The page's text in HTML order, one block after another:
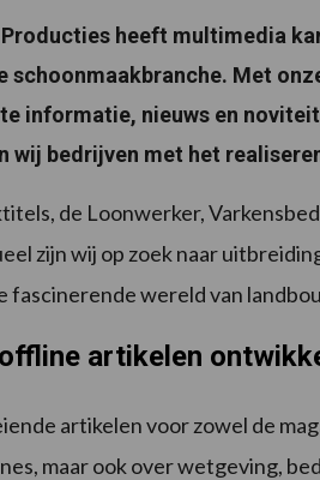
heeft multimedia
schoonmaakbranche. Met
informatie, nieuws en
wij bedrijven met het
de Loonwerker,
zijn wij op zoek naar
fascinerende wereld van
artikelen
artikelen voor zowel de
maar ook over wetgeving,